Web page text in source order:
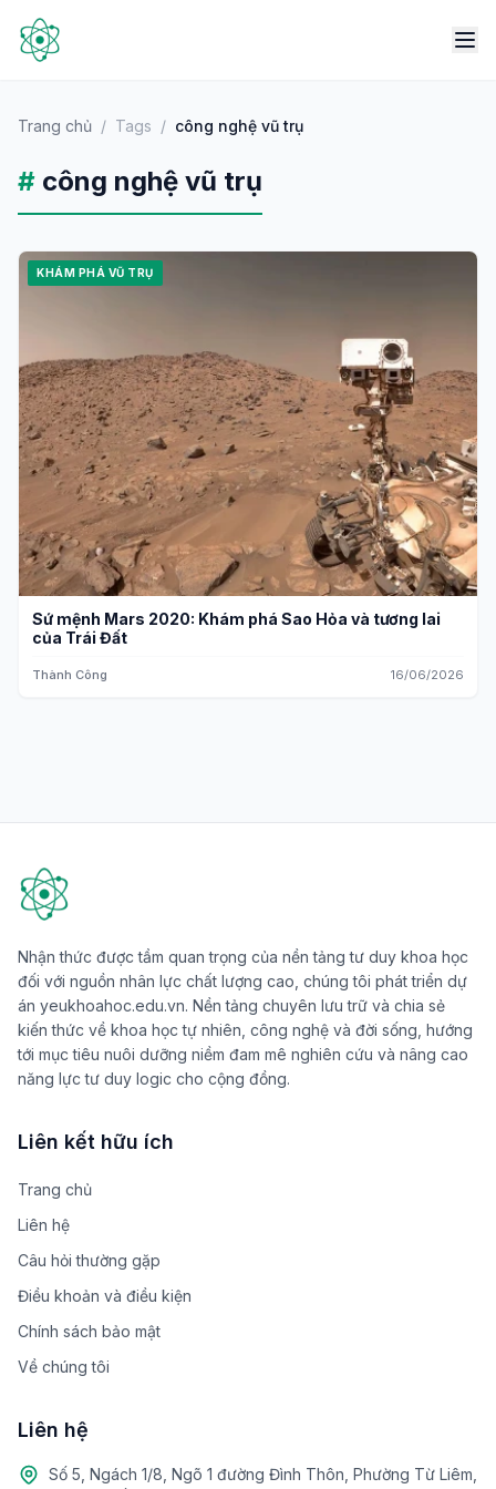
Trang chủ / Tags / công nghệ vũ trụ
# công nghệ vũ trụ
KHÁM PHÁ VŨ TRỤ
Sứ mệnh Mars 2020: Khám phá Sao Hỏa và tương lai
của Trái Đất
Thành Công 16/06/2026
Nhận thức được tầm quan trọng của nền tảng tư duy khoa học
đối với nguồn nhân lực chất lượng cao, chúng tôi phát triển dự
án yeukhoahoc.edu.vn. Nền tảng chuyên lưu trữ và chia sẻ
kiến thức về khoa học tự nhiên, công nghệ và đời sống, hướng
tới mục tiêu nuôi dưỡng niềm đam mê nghiên cứu và nâng cao
năng lực tư duy logic cho cộng đồng.
Liên kết hữu ích
Trang chủ
Liên hệ
Câu hỏi thường gặp
Điều khoản và điều kiện
Chính sách bảo mật
Về chúng tôi
Liên hệ
Số 5, Ngách 1/8, Ngõ 1 đường Đình Thôn, Phường Từ Liêm,